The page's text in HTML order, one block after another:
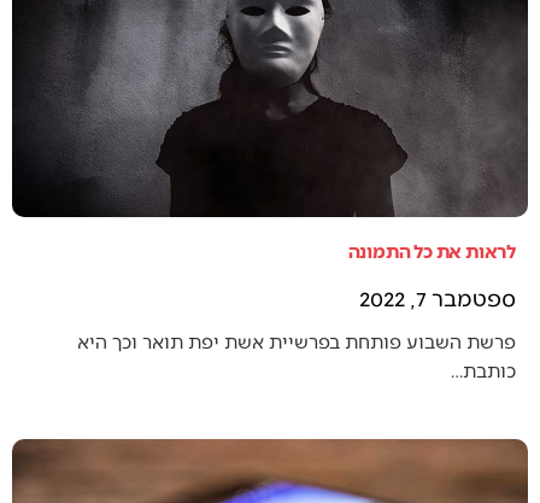
לראות את כל התמונה
ספטמבר 7, 2022
פרשת השבוע פותחת בפרשיית אשת יפת תואר וכך היא
כותבת…